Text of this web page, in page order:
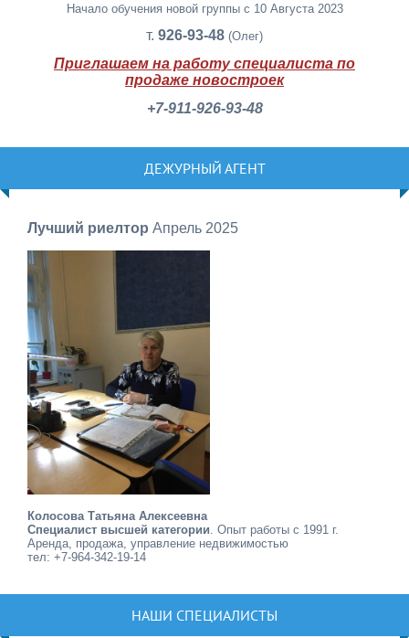
Начало обучения новой группы с 10 Августа 2023
т. 926-93-48 (Олег)
Приглашаем на работу специалиста по
продаже новостроек
+7-911-926-93-48
ДЕЖУРНЫЙ АГЕНТ
Лучший риелтор Апрель 2025
Колосова Татьяна Алексеевна
Специалист высшей категории . Опыт работы с 1991 г.
Аренда, продажа, управление недвижимостью
тел: +7-964-342-19-14
НАШИ СПЕЦИАЛИСТЫ